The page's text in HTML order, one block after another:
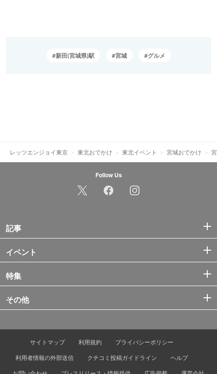
新田(宮城県)駅 宮城 グルメ
レッツエンジョイ東京 東北おでかけ 東北イベント 宮城おでかけ
Follow Us
記事
イベント
特集
その他
サイトマップ 利用規約
プライバシーポリシー
利用者情報の外部送信
クチコミ投稿ガイドライン
ヘルプ